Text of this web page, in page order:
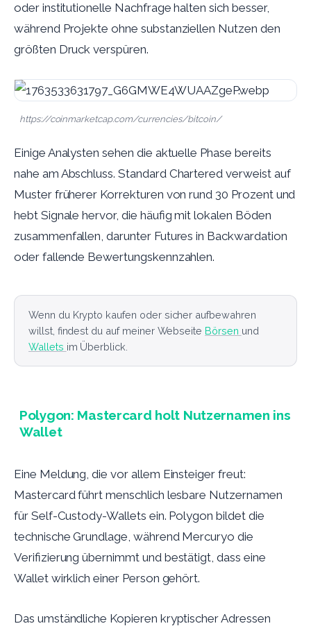
oder institutionelle Nachfrage halten sich besser,
während Projekte ohne substanziellen Nutzen den
größten Druck verspüren.
https://coinmarketcap.com/currencies/bitcoin/
Einige Analysten sehen die aktuelle Phase bereits
nahe am Abschluss. Standard Chartered verweist auf
Muster früherer Korrekturen von rund 30 Prozent und
hebt Signale hervor, die häufig mit lokalen Böden
zusammenfallen, darunter Futures in Backwardation
oder fallende Bewertungskennzahlen.
Wenn du Krypto kaufen oder sicher aufbewahren
willst, findest du auf meiner Webseite Börsen und
Wallets im Überblick.
Polygon: Mastercard holt Nutzernamen ins
Wallet
Eine Meldung, die vor allem Einsteiger freut:
Mastercard führt menschlich lesbare Nutzernamen
für Self-Custody-Wallets ein. Polygon bildet die
technische Grundlage, während Mercuryo die
Verifizierung übernimmt und bestätigt, dass eine
Wallet wirklich einer Person gehört.
Das umständliche Kopieren kryptischer Adressen